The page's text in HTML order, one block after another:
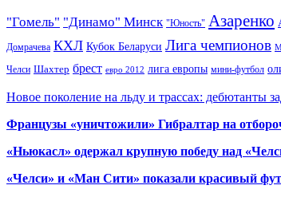
"Гомель" "Динамо" Минск "Юность" Азаренко
Домрачева КХЛ Кубок Беларуси Лига чемпионов
Челси Шахтер брест евро 2012 лига европы мини-футбол
Новое поколение на льду и трассах: дебютанты
Французы «уничтожили» Гибралтар на
«Ньюкасл» одержал крупную победу над
«Челси» и «Ман Сити» показали красивый